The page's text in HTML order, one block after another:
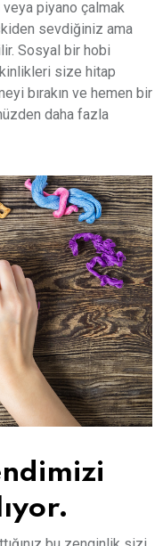
piyano çalmak
sevdiğiniz ama
Sosyal bir hobi
size hitap
bırakın ve hemen bir
daha fazla